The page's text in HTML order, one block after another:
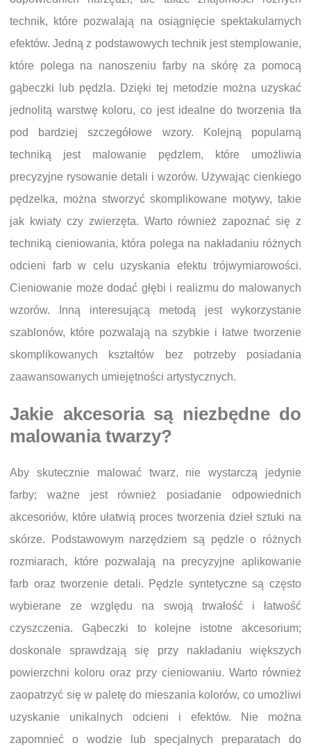
technik, które pozwalają na osiągnięcie spektakularnych
efektów. Jedną z podstawowych technik jest stemplowanie,
które polega na nanoszeniu farby na skórę za pomocą
gąbeczki lub pędzla. Dzięki tej metodzie można uzyskać
jednolitą warstwę koloru, co jest idealne do tworzenia tła
pod bardziej szczegółowe wzory. Kolejną popularną
techniką jest malowanie pędzlem, które umożliwia
precyzyjne rysowanie detali i wzorów. Używając cienkiego
pędzelka, można stworzyć skomplikowane motywy, takie
jak kwiaty czy zwierzęta. Warto również zapoznać się z
techniką cieniowania, która polega na nakładaniu różnych
odcieni farb w celu uzyskania efektu trójwymiarowości.
Cieniowanie może dodać głębi i realizmu do malowanych
wzorów. Inną interesującą metodą jest wykorzystanie
szablonów, które pozwalają na szybkie i łatwe tworzenie
skomplikowanych kształtów bez potrzeby posiadania
zaawansowanych umiejętności artystycznych.
Jakie akcesoria są niezbędne do
malowania twarzy?
Aby skutecznie malować twarz, nie wystarczą jedynie
farby; ważne jest również posiadanie odpowiednich
akcesoriów, które ułatwią proces tworzenia dzieł sztuki na
skórze. Podstawowym narzędziem są pędzle o różnych
rozmiarach, które pozwalają na precyzyjne aplikowanie
farb oraz tworzenie detali. Pędzle syntetyczne są często
wybierane ze względu na swoją trwałość i łatwość
czyszczenia. Gąbeczki to kolejne istotne akcesorium;
doskonale sprawdzają się przy nakładaniu większych
powierzchni koloru oraz przy cieniowaniu. Warto również
zaopatrzyć się w paletę do mieszania kolorów, co umożliwi
uzyskanie unikalnych odcieni i efektów. Nie można
zapomnieć o wodzie lub specjalnych preparatach do